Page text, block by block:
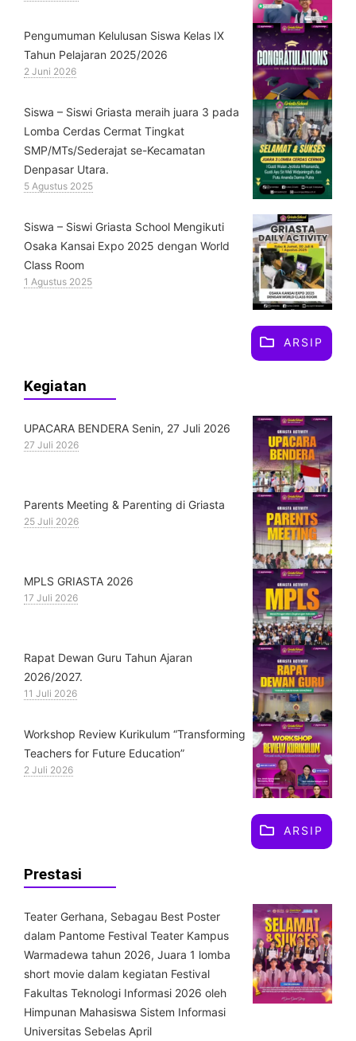
Pengumuman Kelulusan Siswa Kelas IX
Tahun Pelajaran 2025/2026
2 Juni 2026
Siswa – Siswi Griasta meraih juara 3 pada
Lomba Cerdas Cermat Tingkat
SMP/MTs/Sederajat se-Kecamatan
Denpasar Utara.
5 Agustus 2025
Siswa – Siswi Griasta School Mengikuti
Osaka Kansai Expo 2025 dengan World
Class Room
1 Agustus 2025
ARSIP
Kegiatan
UPACARA BENDERA Senin, 27 Juli 2026
27 Juli 2026
Parents Meeting & Parenting di Griasta
25 Juli 2026
MPLS GRIASTA 2026
17 Juli 2026
Rapat Dewan Guru Tahun Ajaran
2026/2027.
11 Juli 2026
Workshop Review Kurikulum “Transforming
Teachers for Future Education”
2 Juli 2026
ARSIP
Prestasi
Teater Gerhana, Sebagau Best Poster
dalam Pantome Festival Teater Kampus
Warmadewa tahun 2026, Juara 1 lomba
short movie dalam kegiatan Festival
Fakultas Teknologi Informasi 2026 oleh
Himpunan Mahasiswa Sistem Informasi
Universitas Sebelas April